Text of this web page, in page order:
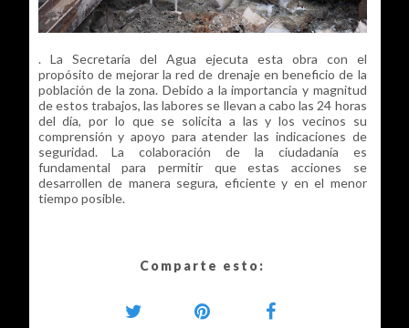
. La Secretaría del Agua ejecuta esta obra con el
propósito de mejorar la red de drenaje en beneficio de la
población de la zona. Debido a la importancia y magnitud
de estos trabajos, las labores se llevan a cabo las 24 horas
del día, por lo que se solicita a las y los vecinos su
comprensión y apoyo para atender las indicaciones de
seguridad. La colaboración de la ciudadanía es
fundamental para permitir que estas acciones se
desarrollen de manera segura, eficiente y en el menor
tiempo posible.
Comparte esto: